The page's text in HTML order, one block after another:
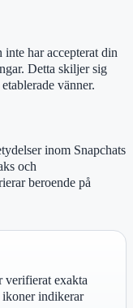
har accepterat din
Detta skiljer sig
vänner.
inom Snapchats
och
beroende på
verifierat exakta
ikoner indikerar